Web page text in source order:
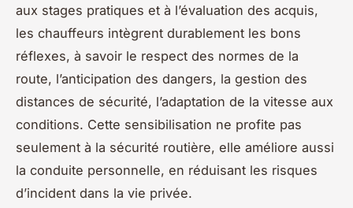
aux stages pratiques et à l’évaluation des acquis,
les chauffeurs intègrent durablement les bons
réflexes, à savoir le respect des normes de la
route, l’anticipation des dangers, la gestion des
distances de sécurité, l’adaptation de la vitesse aux
conditions. Cette sensibilisation ne profite pas
seulement à la sécurité routière, elle améliore aussi
la conduite personnelle, en réduisant les risques
d’incident dans la vie privée.